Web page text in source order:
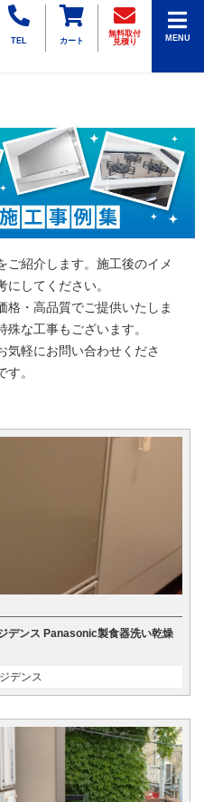
TEL カート
無料取付
見積り
MENU
ご紹介します。施工後のイメ
してください。
格・高品質でご提供いたしま
な工事もございます。
気軽にお問い合わせくださ
。
デンス Panasonic製食器洗い乾燥
デンス